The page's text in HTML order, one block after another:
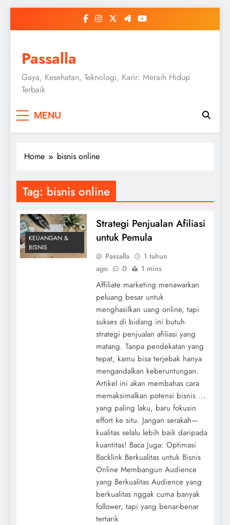
Passalla
Gaya, Kesehatan, Teknologi, Karir: Meraih Hidup
Terbaik
MENU
Home bisnis online
Tag: bisnis online
KEUANGAN &
BISNIS
Strategi Penjualan Afiliasi
untuk Pemula
Passalla
1 tahun
ago
0 1 mins
Affiliate marketing menawarkan
peluang besar untuk
menghasilkan uang online, tapi
sukses di bidang ini butuh
strategi penjualan afiliasi yang
matang. Tanpa pendekatan yang
tepat, kamu bisa terjebak hanya
mengandalkan keberuntungan.
Artikel ini akan membahas cara
memaksimalkan potensi bisnis ...
yang paling laku, baru fokusin
effort ke situ. Jangan serakah—
kualitas selalu lebih baik daripada
kuantitas! Baca Juga: Optimasi
Backlink Berkualitas untuk Bisnis
Online Membangun Audience
yang Berkualitas Audience yang
berkualitas nggak cuma banyak
follower, tapi yang benar-benar
tertarik